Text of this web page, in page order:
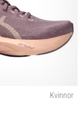
Kvinnor